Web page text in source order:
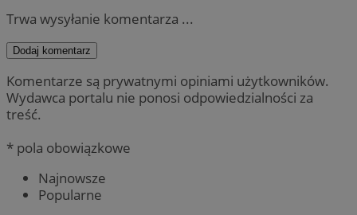
Trwa wysyłanie komentarza ...
Dodaj komentarz
Komentarze są prywatnymi opiniami użytkowników.
Wydawca portalu nie ponosi odpowiedzialności za
treść.
* pola obowiązkowe
Najnowsze
Popularne